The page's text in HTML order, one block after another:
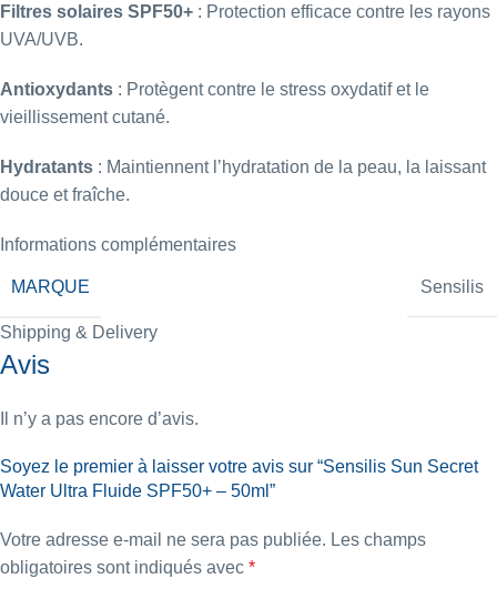
Filtres solaires SPF50+ : Protection efficace contre les rayons
UVA/UVB.
Antioxydants : Protègent contre le stress oxydatif et le
vieillissement cutané.
Hydratants : Maintiennent l’hydratation de la peau, la laissant
douce et fraîche.
Informations complémentaires
MARQUE Sensilis
Shipping & Delivery
Avis
Il n’y a pas encore d’avis.
Soyez le premier à laisser votre avis sur “Sensilis Sun Secret
Water Ultra Fluide SPF50+ – 50ml”
Votre adresse e-mail ne sera pas publiée. Les champs
obligatoires sont indiqués avec *